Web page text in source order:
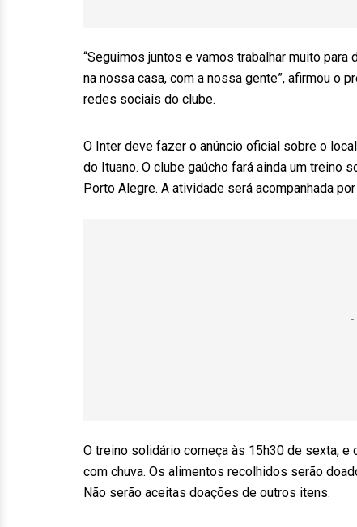
“Seguimos juntos e vamos trabalhar muito
na nossa casa, com a nossa gente”, afirmou o
redes sociais do clube.
O Inter deve fazer o anúncio oficial sobre o
do Ituano. O clube gaúcho fará ainda um treino
Porto Alegre. A atividade será acompanhada
O treino solidário começa às 15h30 de sexta,
com chuva. Os alimentos recolhidos serão
Não serão aceitas doações de outros itens.